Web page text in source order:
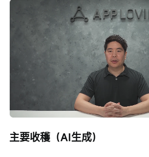
/
Loaded
主要收穫（AI生成）